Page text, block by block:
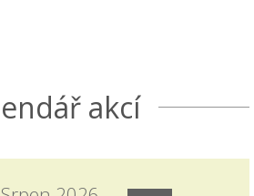
den otevřených dveří a
doplněných do ročního
akcí